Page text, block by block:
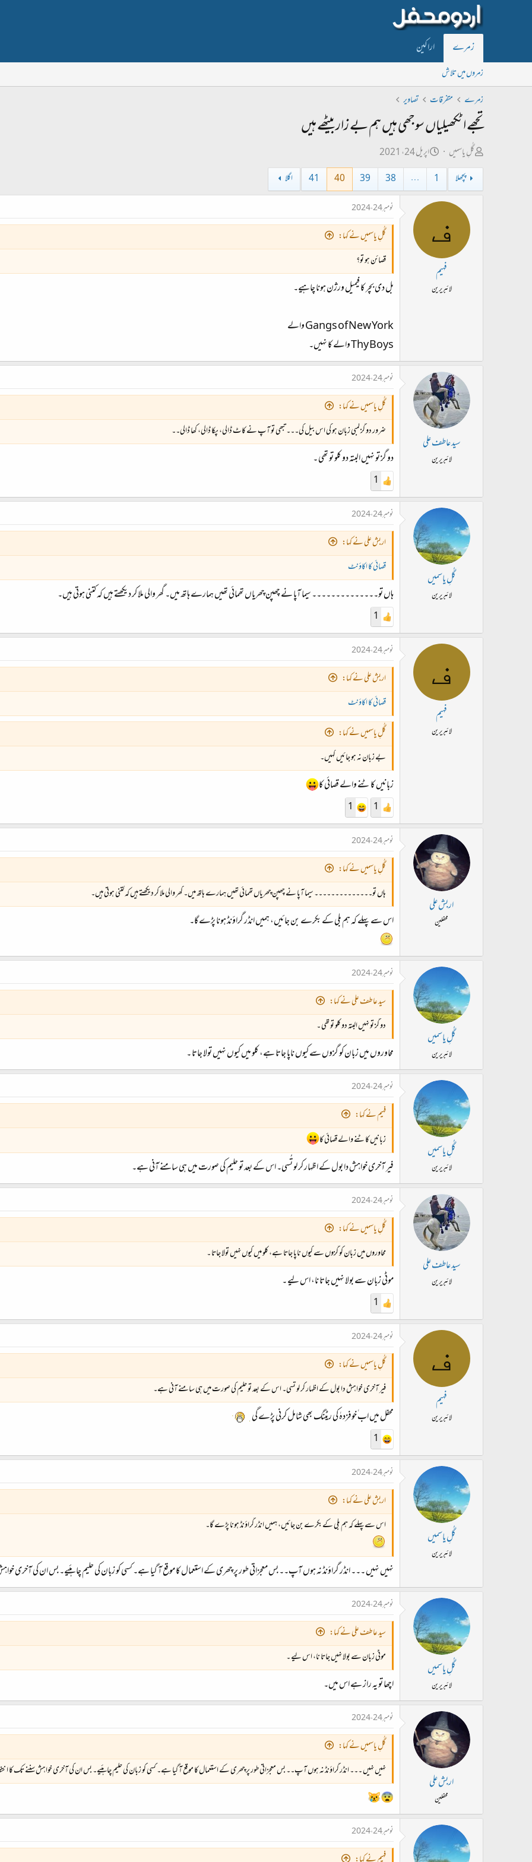
زمرے اراکین
زمروں میں تلاش
زمرے
متفرقات تصاویر
تجھے اٹکھیلیاں سوجھی ہیں ہم بے زار بیٹھے ہیں
ص
ا
گُلِ یاسمیں
ت
ا
ی
ب
اپریل 24، 2021
پچھلا
1
…
38
39
40
41 اگلا
ف
فہیم
لائبریرین
نومبر 24، 2024
گُلِ یاسمیں نے کہا:
قصائن ہو تو؟
بل دی بچر کا فیمیل ورژن ہونا چاہیے۔
Gangs of New York والے
Thy Boys والے کا نہیں۔
سید عاطف علی
لائبریرین
نومبر 24، 2024
گُلِ یاسمیں نے کہا:
ضرور دو گز لمبی زبان ہو گی اس بیل کی۔۔۔ تبھی تو آپ نے کاٹ ڈالی، پکا ڈالی، کھا ڈالی۔۔
دو گز تو نہیں البتہ دو کلو تو تھی ۔
1
گُلِ یاسمیں
لائبریرین
نومبر 24، 2024
اربش علی نے کہا:
قصائی کا اکاؤنٹ
ہاں تو۔۔۔۔۔۔۔۔۔۔۔۔۔۔ سیما آپا نے چھپن چھریاں تھمائی تھیں ہمارے ہاتھ میں۔ گھر والی ملا کر دیکھتے ہیں کہ کتنی ہوتی ہیں۔
1
ف
فہیم
لائبریرین
نومبر 24، 2024
اربش علی نے کہا:
قصائی کا اکاؤنٹ
گُلِ یاسمیں نے کہا:
بے زبان نہ ہو جائیں کہیں۔
زبانیں کاٹنے والے قصائی کا
1
1
اربش علی
محفلین
نومبر 24، 2024
گُلِ یاسمیں نے کہا:
ہاں تو۔۔۔۔۔۔۔۔۔۔۔۔۔۔ سیما آپا نے چھپن چھریاں تھمائی تھیں ہمارے ہاتھ میں۔ گھر والی ملا کر دیکھتے ہیں کہ کتنی ہوتی ہیں۔
اس سے پہلے کہ ہم بلی کے بکرے بن جائیں، ہمیں انڈر گراؤنڈ ہونا پڑے گا۔
گُلِ یاسمیں
لائبریرین
نومبر 24، 2024
سید عاطف علی نے کہا:
دو گز تو نہیں البتہ دو کلو تو تھی ۔
محاوروں میں زبان کو گزوں سے کیوں ناپا جاتا ہے، کلو میں کیوں نہیں تولا جاتا ۔
گُلِ یاسمیں
لائبریرین
نومبر 24، 2024
فہیم نے کہا:
زبانیں کاٹنے والے قصائی کا
فیر آخری خواہش دا بول کے اظہار کر لو تُسی۔ اس کے بعد تو حلیم کی صورت میں ہی سامنے آنی ہے۔
سید عاطف علی
لائبریرین
نومبر 24، 2024
گُلِ یاسمیں نے کہا:
محاوروں میں زبان کو گزوں سے کیوں ناپا جاتا ہے، کلو میں کیوں نہیں تولا جاتا ۔
موٹی زبان سے بولا نہیں جاتا نا، اس لیے ۔
1
ف
فہیم
لائبریرین
نومبر 24، 2024
گُلِ یاسمیں نے کہا:
فیر آخری خواہش دا بول کے اظہار کر لو تُسی۔ اس کے بعد تو حلیم کی صورت میں ہی سامنے آنی ہے۔
محفل میں اب ٰخوفزدہٰ کی ریٹنگ بھی شامل کرنی پڑے گی
1
گُلِ یاسمیں
لائبریرین
نومبر 24، 2024
اربش علی نے کہا:
اس سے پہلے کہ ہم بلی کے بکرے بن جائیں، ہمیں انڈر گراؤنڈ ہونا پڑے گا۔
نہیں نہیں ۔۔۔ انڈر گراؤنڈ نہ ہوں آپ۔۔ بس معجزاتی طور پر چھری کے استعمال کا موقع آ گیا ہے۔ کسی کو زبان کی حلیم چاہئیے۔ بس ان کی آخری
گُلِ یاسمیں
لائبریرین
نومبر 24، 2024
سید عاطف علی نے کہا:
موٹی زبان سے بولا نہیں جاتا نا، اس لیے ۔
اچھا تو یہ راز ہے اس میں۔
اربش علی
محفلین
نومبر 24، 2024
گُلِ یاسمیں نے کہا:
نہیں نہیں ۔۔۔ انڈر گراؤنڈ نہ ہوں آپ۔۔ بس معجزاتی طور پر چھری کے استعمال کا موقع آ گیا ہے۔ کسی کو زبان کی حلیم چاہئیے۔ بس ان کی آخری خواہش سننے تک کا
😨😿
نومبر 24، 2024